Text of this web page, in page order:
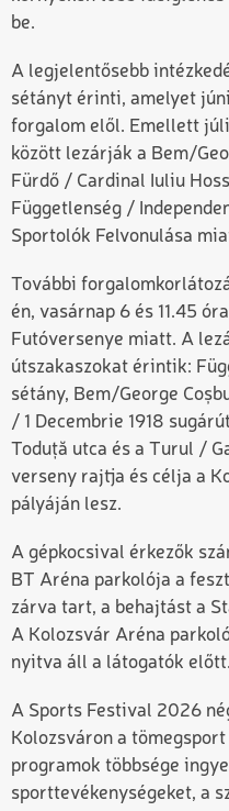
be.
A legjelentősebb
sétányt érinti, amelyet
forgalom elől. Emellett
között lezárják a Bem/
Fürdő / Cardinal Iuliu
Függetlenség /
Sportolók Felvonulása
További
én, vasárnap 6 és 11.45
Futóversenye miatt. A
útszakaszokat érintik:
sétány, Bem/George
/ 1 Decembrie 1918
Toduță utca és a Turul /
verseny rajtja és célja a
pályáján lesz.
A gépkocsival érkezők
BT Aréna parkolója a
zárva tart, a behajtást a
A Kolozsvár Aréna
nyitva áll a látogatók előtt.
A Sports Festival 2026
Kolozsváron a
programok többsége
sporttevékenységeket, a